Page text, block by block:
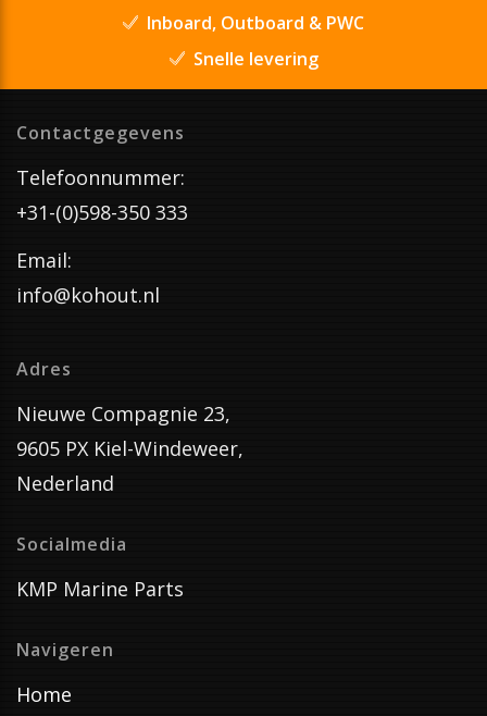
Inboard, Outboard & PWC
Snelle levering
Contactgegevens
Telefoonnummer:
+31-(0)598-350 333
Email:
info@kohout.nl
Adres
Nieuwe Compagnie 23,
9605 PX Kiel-Windeweer,
Nederland
Socialmedia
KMP Marine Parts
Navigeren
Home